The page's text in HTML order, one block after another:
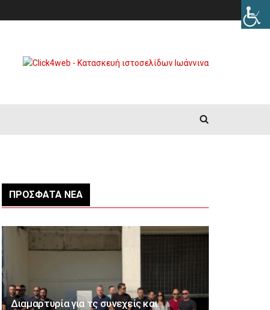
ΠΡΌΣΦΑΤΑ ΝΈΑ
Διαμαρτυρία για τς συνεχείς και